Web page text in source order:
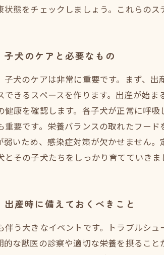
態をチェックしましょう。これらの
犬のケアと必要なもの
犬のケアは非常に重要です。まず、
きるスペースを作ります。出産が始
健康を確認します。各子犬が正常に呼
要です。栄養バランスの取れたフー
いため、感染症対策が欠かせません
その子犬たちをしっかり育てていきま
産時に備えておくべきこと
う大きなイベントです。トラブルシ
な獣医の診察や適切な栄養を摂るこ